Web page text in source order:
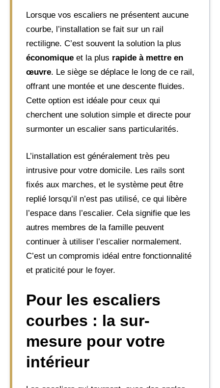
Lorsque vos escaliers ne présentent aucune
courbe, l’installation se fait sur un rail
rectiligne. C’est souvent la solution la plus
économique et la plus rapide à mettre en
œuvre. Le siège se déplace le long de ce rail,
offrant une montée et une descente fluides.
Cette option est idéale pour ceux qui
cherchent une solution simple et directe pour
surmonter un escalier sans particularités.
L’installation est généralement très peu
intrusive pour votre domicile. Les rails sont
fixés aux marches, et le système peut être
replié lorsqu’il n’est pas utilisé, ce qui libère
l’espace dans l’escalier. Cela signifie que les
autres membres de la famille peuvent
continuer à utiliser l’escalier normalement.
C’est un compromis idéal entre fonctionnalité
et praticité pour le foyer.
Pour les escaliers
courbes : la sur-
mesure pour votre
intérieur